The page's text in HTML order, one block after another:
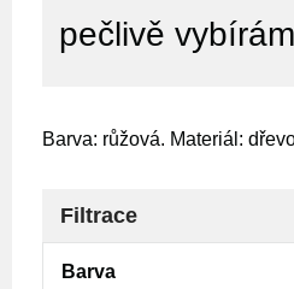
pečlivě
Barva: růžová. Materiál:
Filtrace
Barva